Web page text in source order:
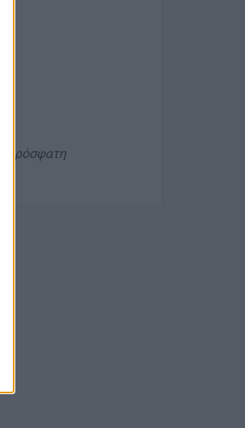
πρόσφατη